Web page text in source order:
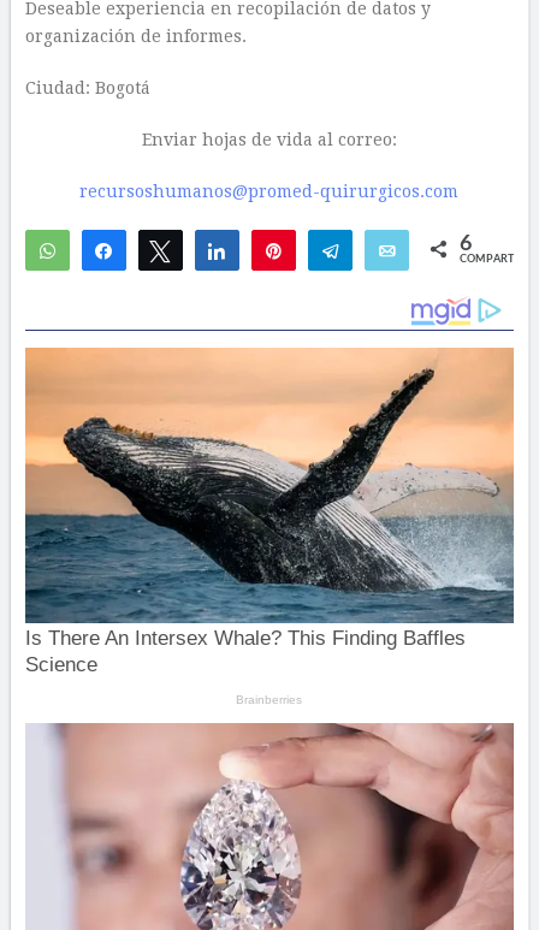
Deseable experiencia en recopilación de datos y
organización de informes.
Ciudad: Bogotá
Enviar hojas de vida al correo:
recursoshumanos@promed-quirurgicos.com
WhatsAppCompartirTwittear Compartir Telegram Email 6
COMPARTIR